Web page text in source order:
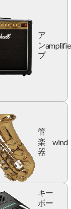
ア
ン
プ
管
楽
器
wind
キー
ボー